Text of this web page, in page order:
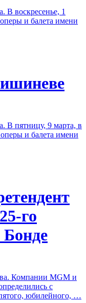
воскресенье, 1
и балета имени
пятницу, 9 марта, в
и балета имени
го
Компании MGM и
с
юбилейного, …